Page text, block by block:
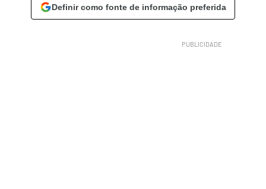
Definir como fonte de informação preferida